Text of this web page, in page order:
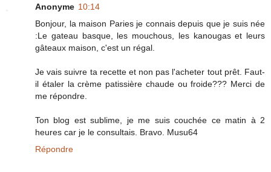
Anonyme 10:14
Bonjour, la maison Paries je connais depuis que je suis née
:Le gateau basque, les mouchous, les kanougas et leurs
gâteaux maison, c'est un régal.
Je vais suivre ta recette et non pas l'acheter tout prêt. Faut-
il étaler la crème patissière chaude ou froide??? Merci de
me répondre.
Ton blog est sublime, je me suis couchée ce matin à 2
heures car je le consultais. Bravo. Musu64
Répondre